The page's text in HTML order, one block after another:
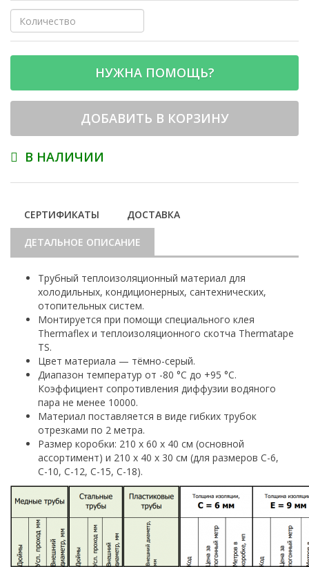
НУЖНА ПОМОЩЬ?
ДОБАВИТЬ В КОРЗИНУ
В НАЛИЧИИ
СЕРТИФИКАТЫ ДОСТАВКА
ДЕТАЛЬНОЕ ОПИСАНИЕ
Трубный теплоизоляционный материал для
холодильных, кондиционерных, сантехнических,
отопительных систем.
Монтируется при помощи специального клея
Thermaflex и теплоизоляционного скотча Thermatape
TS.
Цвет материала — тёмно-серый.
Диапазон температур от -80 °С до +95 °С.
Коэффициент сопротивления диффузии водяного
пара не менее 10000.
Материал поставляется в виде гибких трубок
отрезками по 2 метра.
Размер коробки: 210 х 60 х 40 см (основной
ассортимент) и 210 х 40 х 30 см (для размеров С-6,
С-10, С-12, С-15, С-18).